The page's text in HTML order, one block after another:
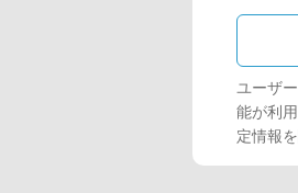
ユーザ
能が利用
定情報